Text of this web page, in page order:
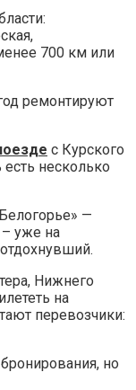
700 км или
ремонтируют
с Курского
есть несколько
—
уже на
Нижнего
на
перевозчики:
но